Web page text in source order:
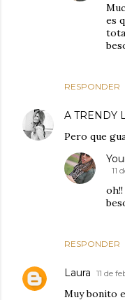
RESPONDER
es
A TRENDY
Pero que
RESPONDER
11
Laura 11 de
Muy bonito